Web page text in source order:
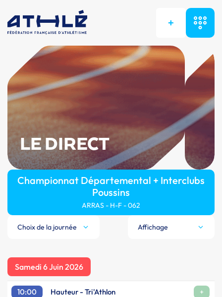
+
LE DIRECT
Championnat Départemental + Interclubs
Poussins
ARRAS - H-F - 062
Choix de la journée Affichage
Samedi 6 Juin 2026
10:00 Hauteur - Tri'Athlon
+